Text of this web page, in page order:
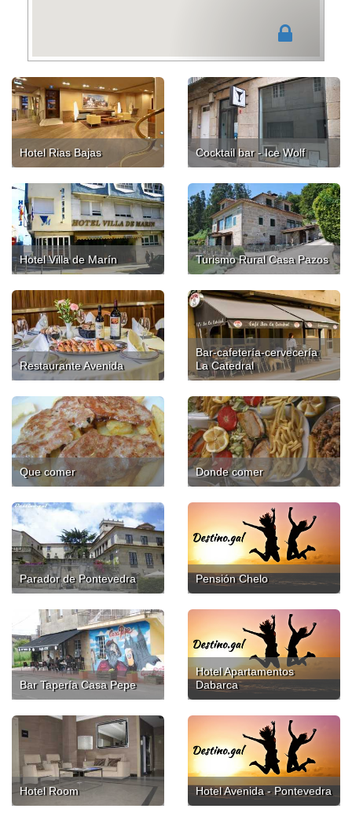
Hotel Rias Bajas Cocktail bar - Ice Wolf
Hotel Villa de Marín Turismo Rural Casa Pazos
Restaurante Avenida
Bar-cafetería-cervecería
La Catedral
Que comer Donde comer
Parador de Pontevedra Pensión Chelo
Bar Tapería Casa Pepe
Hotel Apartamentos
Dabarca
Hotel Room Hotel Avenida - Pontevedra